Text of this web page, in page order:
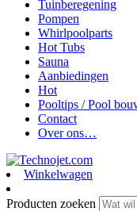
Tuinberegening
Pompen
Whirlpoolparts
Hot Tubs
Sauna
Aanbiedingen
Hot
Pooltips / Pool
Contact
Over ons…
Winkelwagen
Producten zoeken